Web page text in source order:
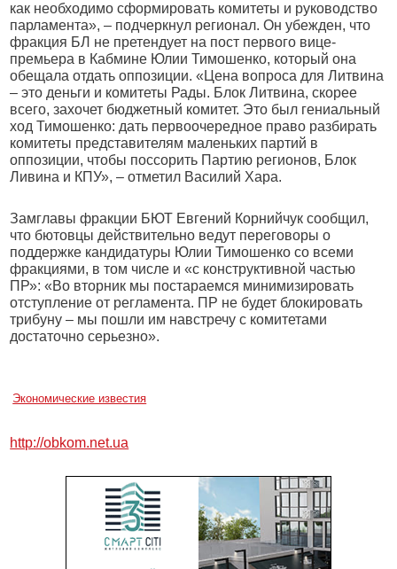
как необходимо сформировать комитеты и руководство
парламента», – подчеркнул регионал. Он убежден, что
фракция БЛ не претендует на пост первого вице-
премьера в Кабмине Юлии Тимошенко, который она
обещала отдать оппозиции. «Цена вопроса для Литвина
– это деньги и комитеты Рады. Блок Литвина, скорее
всего, захочет бюджетный комитет. Это был гениальный
ход Тимошенко: дать первоочередное право разбирать
комитеты представителям маленьких партий в
оппозиции, чтобы поссорить Партию регионов, Блок
Ливина и КПУ», – отметил Василий Хара.
Замглавы фракции БЮТ Евгений Корнийчук сообщил,
что бютовцы действительно ведут переговоры о
поддержке кандидатуры Юлии Тимошенко со всеми
фракциями, в том числе и «с конструктивной частью
ПР»: «Во вторник мы постараемся минимизировать
отступление от регламента. ПР не будет блокировать
трибуну – мы пошли им навстречу с комитетами
достаточно серьезно».
Экономические известия
http://obkom.net.ua